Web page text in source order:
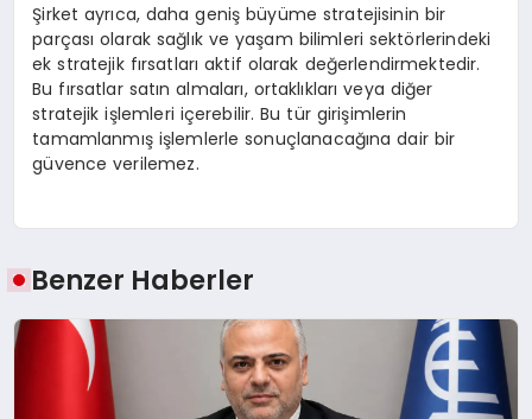
Şirket ayrıca, daha geniş büyüme stratejisinin bir
parçası olarak sağlık ve yaşam bilimleri sektörlerindeki
ek stratejik fırsatları aktif olarak değerlendirmektedir.
Bu fırsatlar satın almaları, ortaklıkları veya diğer
stratejik işlemleri içerebilir. Bu tür girişimlerin
tamamlanmış işlemlerle sonuçlanacağına dair bir
güvence verilemez.
Benzer Haberler